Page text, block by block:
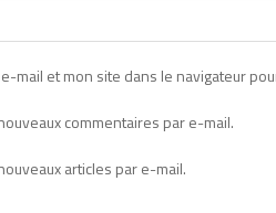
mail et mon site dans le navigateur
commentaires par e-mail.
articles par e-mail.